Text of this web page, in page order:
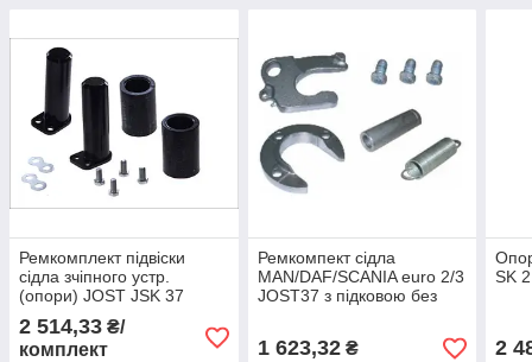
Ремкомплект підвіски
сідла зчіпного устр.
(опори) JOST JSK 37
SK312158
2 514,33 ₴/
комплект
Ремкомпект сідла
MAN/DAF/SCANIA euro 2/3
JOST37 з підковою без
1 623,32₴
SK
2